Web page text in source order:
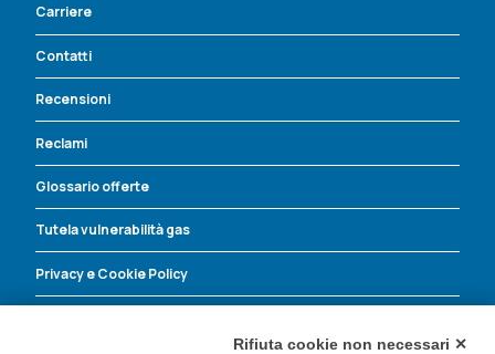
Carriere
Contatti
Recensioni
Reclami
Glossario offerte
Tutela vulnerabilità gas
Privacy e Cookie Policy
Rifiuta cookie non necessari ✕